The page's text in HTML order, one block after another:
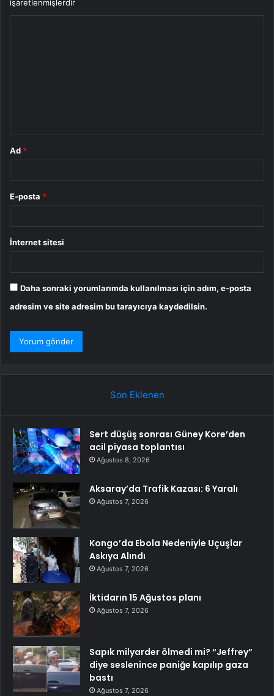
işaretlenmişlerdir
Ad *
E-posta *
İnternet sitesi
Daha sonraki yorumlarımda kullanılması için adım, e-posta
adresim ve site adresim bu tarayıcıya kaydedilsin.
Son Eklenen
Sert düşüş sonrası Güney Kore’den
acil piyasa toplantısı
Ağustos 8, 2026
Aksaray’da Trafik Kazası: 6 Yaralı
Ağustos 7, 2026
Kongo’da Ebola Nedeniyle Uçuşlar
Askıya Alındı
Ağustos 7, 2026
İktidarın 15 Ağustos planı
Ağustos 7, 2026
Sapık milyarder ölmedi mi? “Jeffrey”
diye seslenince paniğe kapılıp gaza
bastı
Ağustos 7, 2026